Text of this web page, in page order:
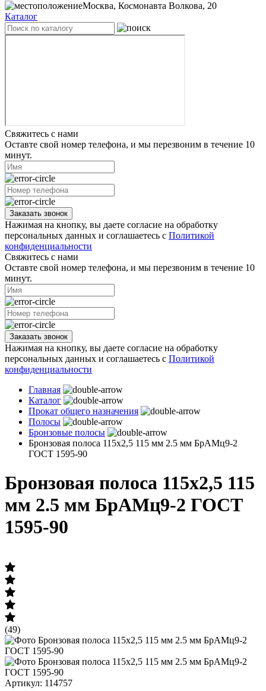
Москва, Космонавта Волкова, 20
Каталог
Свяжитесь с нами
Оставте свой номер телефона, и мы перезвоним в течение 10
минут.
Заказать звонок
Нажимая на кнопку, вы даете согласие на обработку
персональных данных и соглашаетесь с Политикой
конфиденциальности
Свяжитесь с нами
Оставте свой номер телефона, и мы перезвоним в течение 10
минут.
Заказать звонок
Нажимая на кнопку, вы даете согласие на обработку
персональных данных и соглашаетесь с Политикой
конфиденциальности
Главная
Каталог
Прокат общего назначения
Полосы
Бронзовые полосы
Бронзовая полоса 115х2,5 115 мм 2.5 мм БрАМц9-2
ГОСТ 1595-90
Бронзовая полоса 115х2,5 115
мм 2.5 мм БрАМц9-2 ГОСТ
1595-90
(49)
Артикул: 114757